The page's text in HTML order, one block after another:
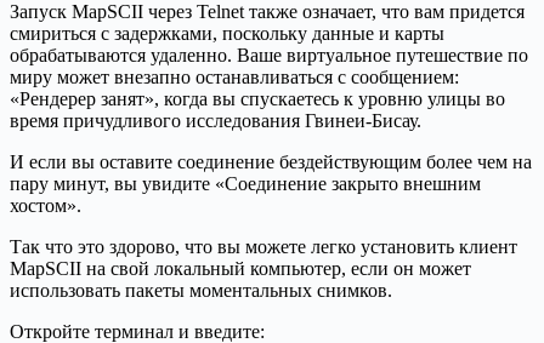
Запуск MapSCII через Telnet также означает, что вам придется
смириться с задержками, поскольку данные и карты
обрабатываются удаленно. Ваше виртуальное путешествие по
миру может внезапно останавливаться с сообщением:
«Рендерер занят», когда вы спускаетесь к уровню улицы во
время причудливого исследования Гвинеи-Бисау.
И если вы оставите соединение бездействующим более чем на
пару минут, вы увидите «Соединение закрыто внешним
хостом».
Так что это здорово, что вы можете легко установить клиент
MapSCII на свой локальный компьютер, если он может
использовать пакеты моментальных снимков.
Откройте терминал и введите: